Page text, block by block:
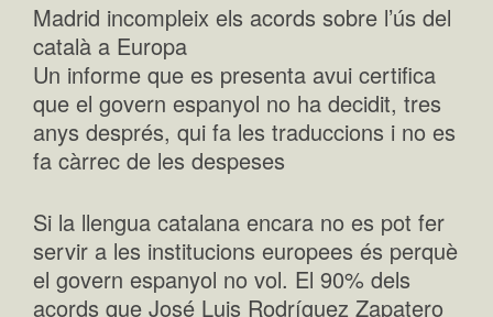
Madrid incompleix els acords sobre l’ús del
català a Europa
Un informe que es presenta avui certifica
que el govern espanyol no ha decidit, tres
anys després, qui fa les traduccions i no es
fa càrrec de les despeses
Si la llengua catalana encara no es pot fer
servir a les institucions europees és perquè
el govern espanyol no vol. El 90% dels
acords que José Luis Rodríguez Zapatero